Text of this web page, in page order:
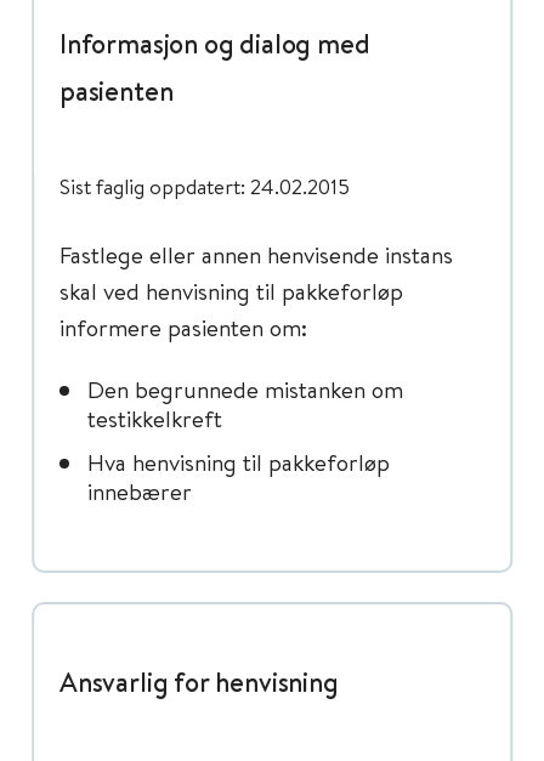
Informasjon og dialog med
pasienten
Sist faglig oppdatert: 24.02.2015
Fastlege eller annen henvisende instans
skal ved henvisning til pakkeforløp
informere pasienten om:
Den begrunnede mistanken om
testikkelkreft
Hva henvisning til pakkeforløp
innebærer
Ansvarlig for henvisning